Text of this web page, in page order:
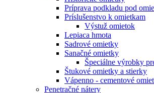
Príprava podkladu pod
Príslušenstvo k omietkam
Výstuž omietok
Lepiaca hmota
Sadrové omietky
Sanačné omietky
Špeciálne výrobky
Štukové omietky a stierky
Vápenno - cementové
Penetračné nátery